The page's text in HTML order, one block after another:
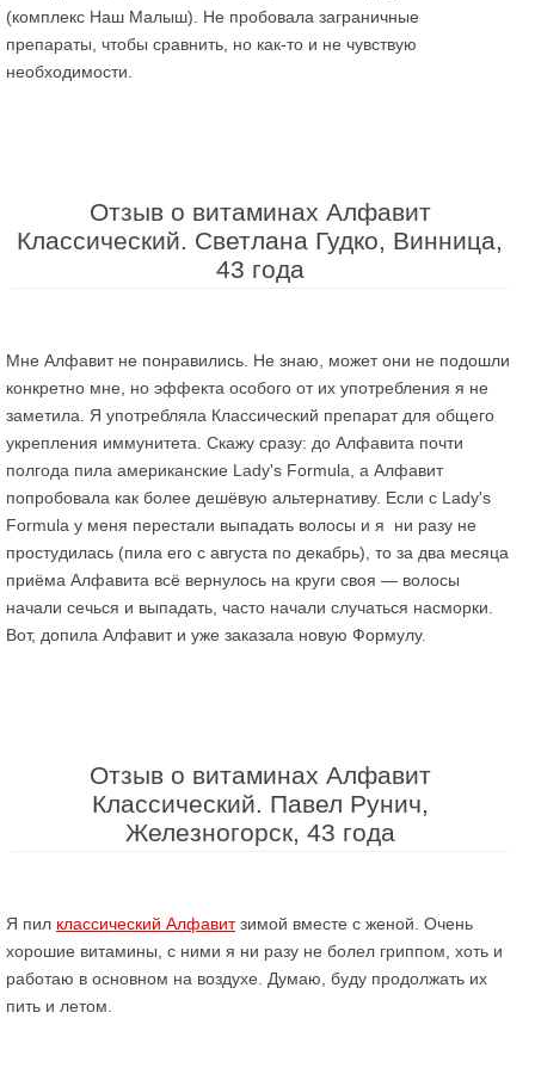
(комплекс Наш Малыш). Не пробовала заграничные
препараты, чтобы сравнить, но как-то и не чувствую
необходимости.
Отзыв о витаминах Алфавит
Классический. Светлана Гудко, Винница,
43 года
Мне Алфавит не понравились. Не знаю, может они не подошли
конкретно мне, но эффекта особого от их употребления я не
заметила. Я употребляла Классический препарат для общего
укрепления иммунитета. Скажу сразу: до Алфавита почти
полгода пила американские Lady's Formula, а Алфавит
попробовала как более дешёвую альтернативу. Если с Lady's
Formula у меня перестали выпадать волосы и я ни разу не
простудилась (пила его с августа по декабрь), то за два месяца
приёма Алфавита всё вернулось на круги своя — волосы
начали сечься и выпадать, часто начали случаться насморки.
Вот, допила Алфавит и уже заказала новую Формулу.
Отзыв о витаминах Алфавит
Классический. Павел Рунич,
Железногорск, 43 года
Я пил классический Алфавитзимой вместе с женой. Очень
хорошие витамины, с ними я ни разу не болел гриппом, хоть и
работаю в основном на воздухе. Думаю, буду продолжать их
пить и летом.